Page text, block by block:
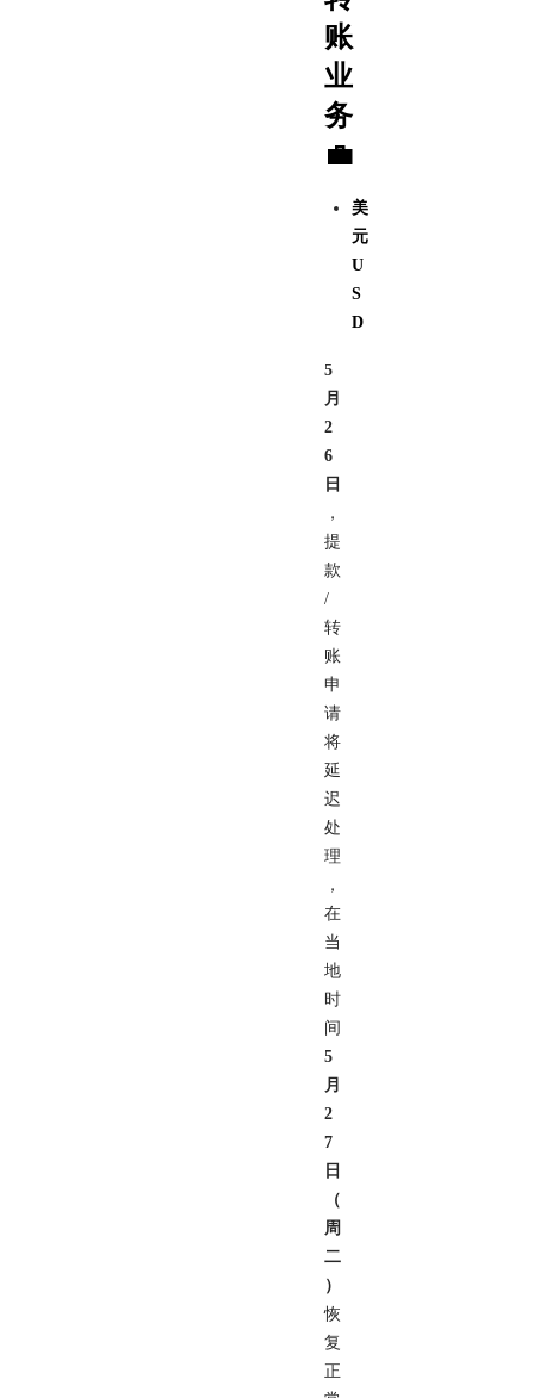
账
业
务
💼
美
元
U
S
D
5
月
2
6
日
，
提
款
/
转
账
申
请
将
延
迟
处
理
，
在
当
地
时
间
5
月
2
7
日
（
周
二
）
恢
复
正